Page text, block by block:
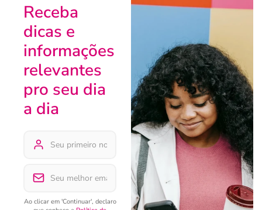
Receba
dicas e
informações
relevantes
pro seu dia
a dia
Ao clicar em 'Continuar', declaro